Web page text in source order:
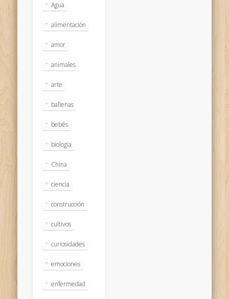
Agua
alimentación
amor
animales
arte
ballenas
bebés
biologia
China
ciencia
construcción
cultivos
curiosidades
emociones
enfermedad